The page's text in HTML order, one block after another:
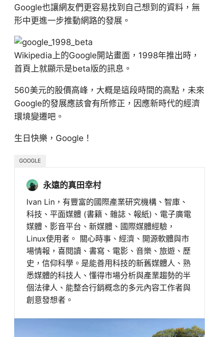
Google也讓網友們更容易找到自己想到的資料，無
形中更進一步推動網路的發展。
Wikipedia上的Google開站畫面，1998年推出時，
首頁上就顯示是beta版的訊息。
560美元的股價高峰，大概是這段時間的高點，未來
Google的發展應該會有所修正，因應新時代的經濟
環境變遷吧。
生日快樂，Google！
GOOGLE
永遠的真田幸村
Ivan Lin，有豐富的國際產業研究機構、智庫、
科技、平面媒體 (書籍、雜誌、報紙)、電子廣電
媒體、影音平台、新媒體、國際媒體經驗，
Linux使用者。 關心時事、經濟、開源軟體與市
場情報，喜閱讀、書寫、電影、音樂、旅遊、歷
史，信仰科學。是能善用科技的新舊媒體人、熟
悉媒體的科技人、懂得市場分析與產業趨勢的半
個法律人、能整合行銷概念的多元內容工作者與
創意發想者。